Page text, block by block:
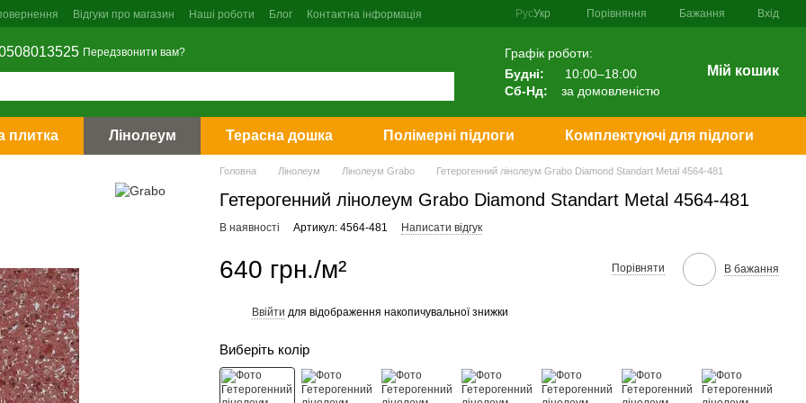
Відгуки про магазин Наші роботи Блог Контактна інформація РусУкр Порівняння Бажання Вхід
Передзвонити вам?
Графік роботи:
Будні:
10:00–18:00
Сб-Нд:
за домовленістю
Мій кошик
плитка Лінолеум Терасна дошка Полімерні підлоги Комплектуючі для підлоги
Головна Лінолеум Лінолеум Grabo Гетерогенний лінолеум Grabo Diamond Standart Metal 4564-481
Гетерогенний лінолеум Grabo Diamond Standart Metal 4564-481
В наявності Артикул: 4564-481 Написати відгук
640 грн./м² Порівняти В бажання
Ввійти для відображення накопичувальної знижки
Виберіть колір